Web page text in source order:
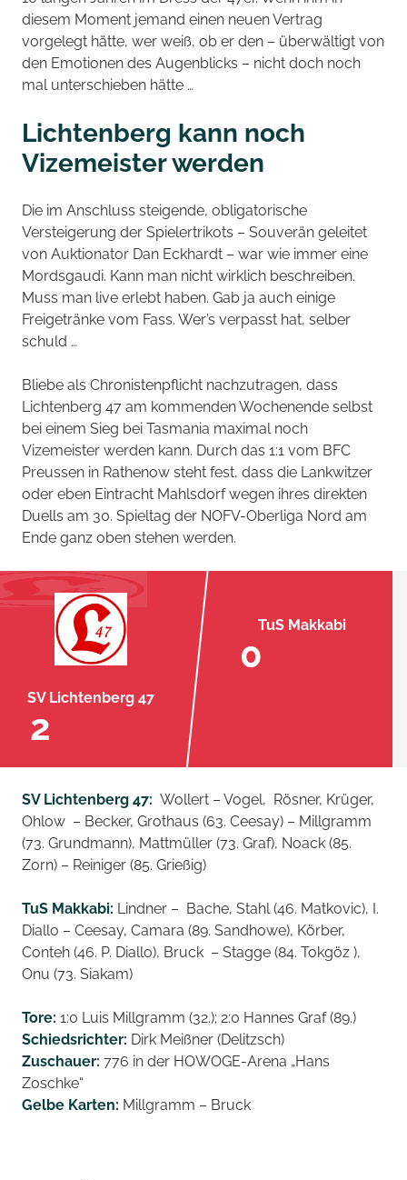
diesem Moment jemand einen neuen Vertrag
vorgelegt hätte, wer weiß, ob er den – überwältigt von
den Emotionen des Augenblicks – nicht doch noch
mal unterschieben hätte …
Lichtenberg kann noch
Vizemeister werden
Die im Anschluss steigende, obligatorische
Versteigerung der Spielertrikots – Souverän geleitet
von Auktionator Dan Eckhardt – war wie immer eine
Mordsgaudi. Kann man nicht wirklich beschreiben.
Muss man live erlebt haben. Gab ja auch einige
Freigetränke vom Fass. Wer’s verpasst hat, selber
schuld …
Bliebe als Chronistenpflicht nachzutragen, dass
Lichtenberg 47 am kommenden Wochenende selbst
bei einem Sieg bei Tasmania maximal noch
Vizemeister werden kann. Durch das 1:1 vom BFC
Preussen in Rathenow steht fest, dass die Lankwitzer
oder eben Eintracht Mahlsdorf wegen ihres direkten
Duells am 30. Spieltag der NOFV-Oberliga Nord am
Ende ganz oben stehen werden.
SV Lichtenberg 47
2
TuS Makkabi
0
SV Lichtenberg 47: Wollert – Vogel, Rösner, Krüger,
Ohlow – Becker, Grothaus (63. Ceesay) – Millgramm
(73. Grundmann), Mattmüller (73. Graf), Noack (85.
Zorn) – Reiniger (85. Grießig)
TuS Makkabi: Lindner – Bache, Stahl (46. Matkovic), I.
Diallo – Ceesay, Camara (89. Sandhowe), Körber,
Conteh (46. P. Diallo), Bruck – Stagge (84. Tokgöz ),
Onu (73. Siakam)
Tore: 1:0 Luis Millgramm (32.); 2:0 Hannes Graf (89.)
Schiedsrichter: Dirk Meißner (Delitzsch)
Zuschauer: 776 in der HOWOGE-Arena „Hans
Zoschke“
Gelbe Karten: Millgramm – Bruck